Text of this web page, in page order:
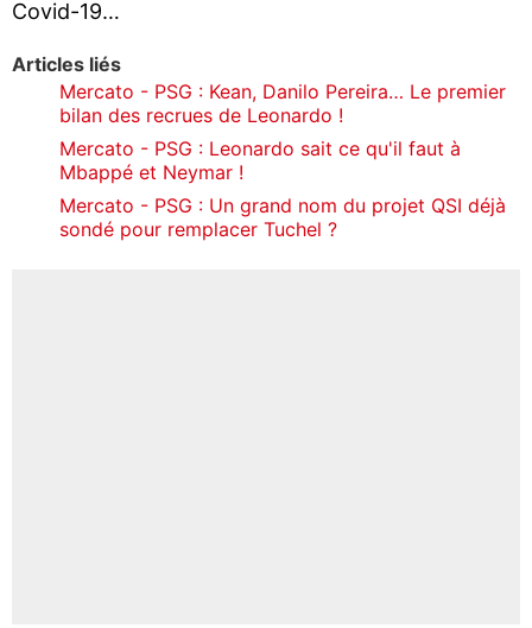
Covid-19…
Articles liés
Mercato - PSG : Kean, Danilo Pereira… Le premier
bilan des recrues de Leonardo !
Mercato - PSG : Leonardo sait ce qu'il faut à
Mbappé et Neymar !
Mercato - PSG : Un grand nom du projet QSI déjà
sondé pour remplacer Tuchel ?